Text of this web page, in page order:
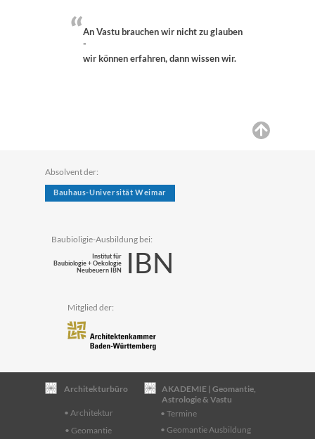
“An Vastu brauchen wir nicht zu glauben
-
wir können erfahren, dann wissen wir.
Absolvent der:
Bauhaus-Universität Weimar
Baubioligie-Ausbildung bei:
Institut für
Baubiologie + Oekologie
Neubeuern IBN
IBN
Mitglied der:
Architekturbüro
AKADEMIE | Geomantie,
Astrologie & Vastu
• Architektur
• Termine
• Geomantie
• Geomantie Ausbildung